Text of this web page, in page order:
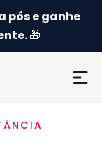
pós e ganhe
🎁